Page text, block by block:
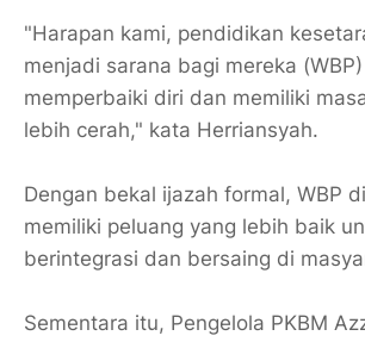
"Harapan kami, pendidikan
menjadi sarana bagi mereka
memperbaiki diri dan memiliki
lebih cerah," kata Herriansyah.
​Dengan bekal ijazah formal, WBP
memiliki peluang yang lebih baik
berintegrasi dan bersaing di
Sementara itu, Pengelola PKBM